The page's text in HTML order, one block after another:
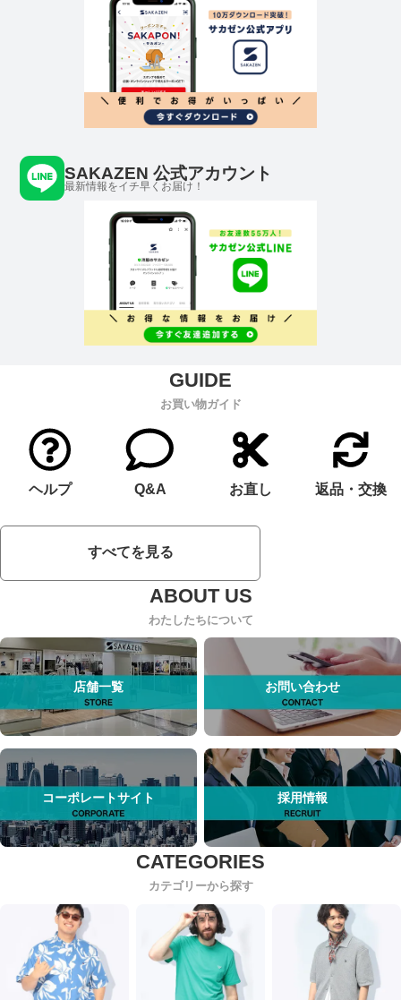
SAKAZEN 公式アカウント
最新情報をイチ早くお届け！
お買い物ガイド
ヘルプ Q&A お直し 返品・交換
すべてを見る
わたしたちについて
店舗一覧 お問い合わせ
コーポレートサイト 採用情報
カテゴリーから探す